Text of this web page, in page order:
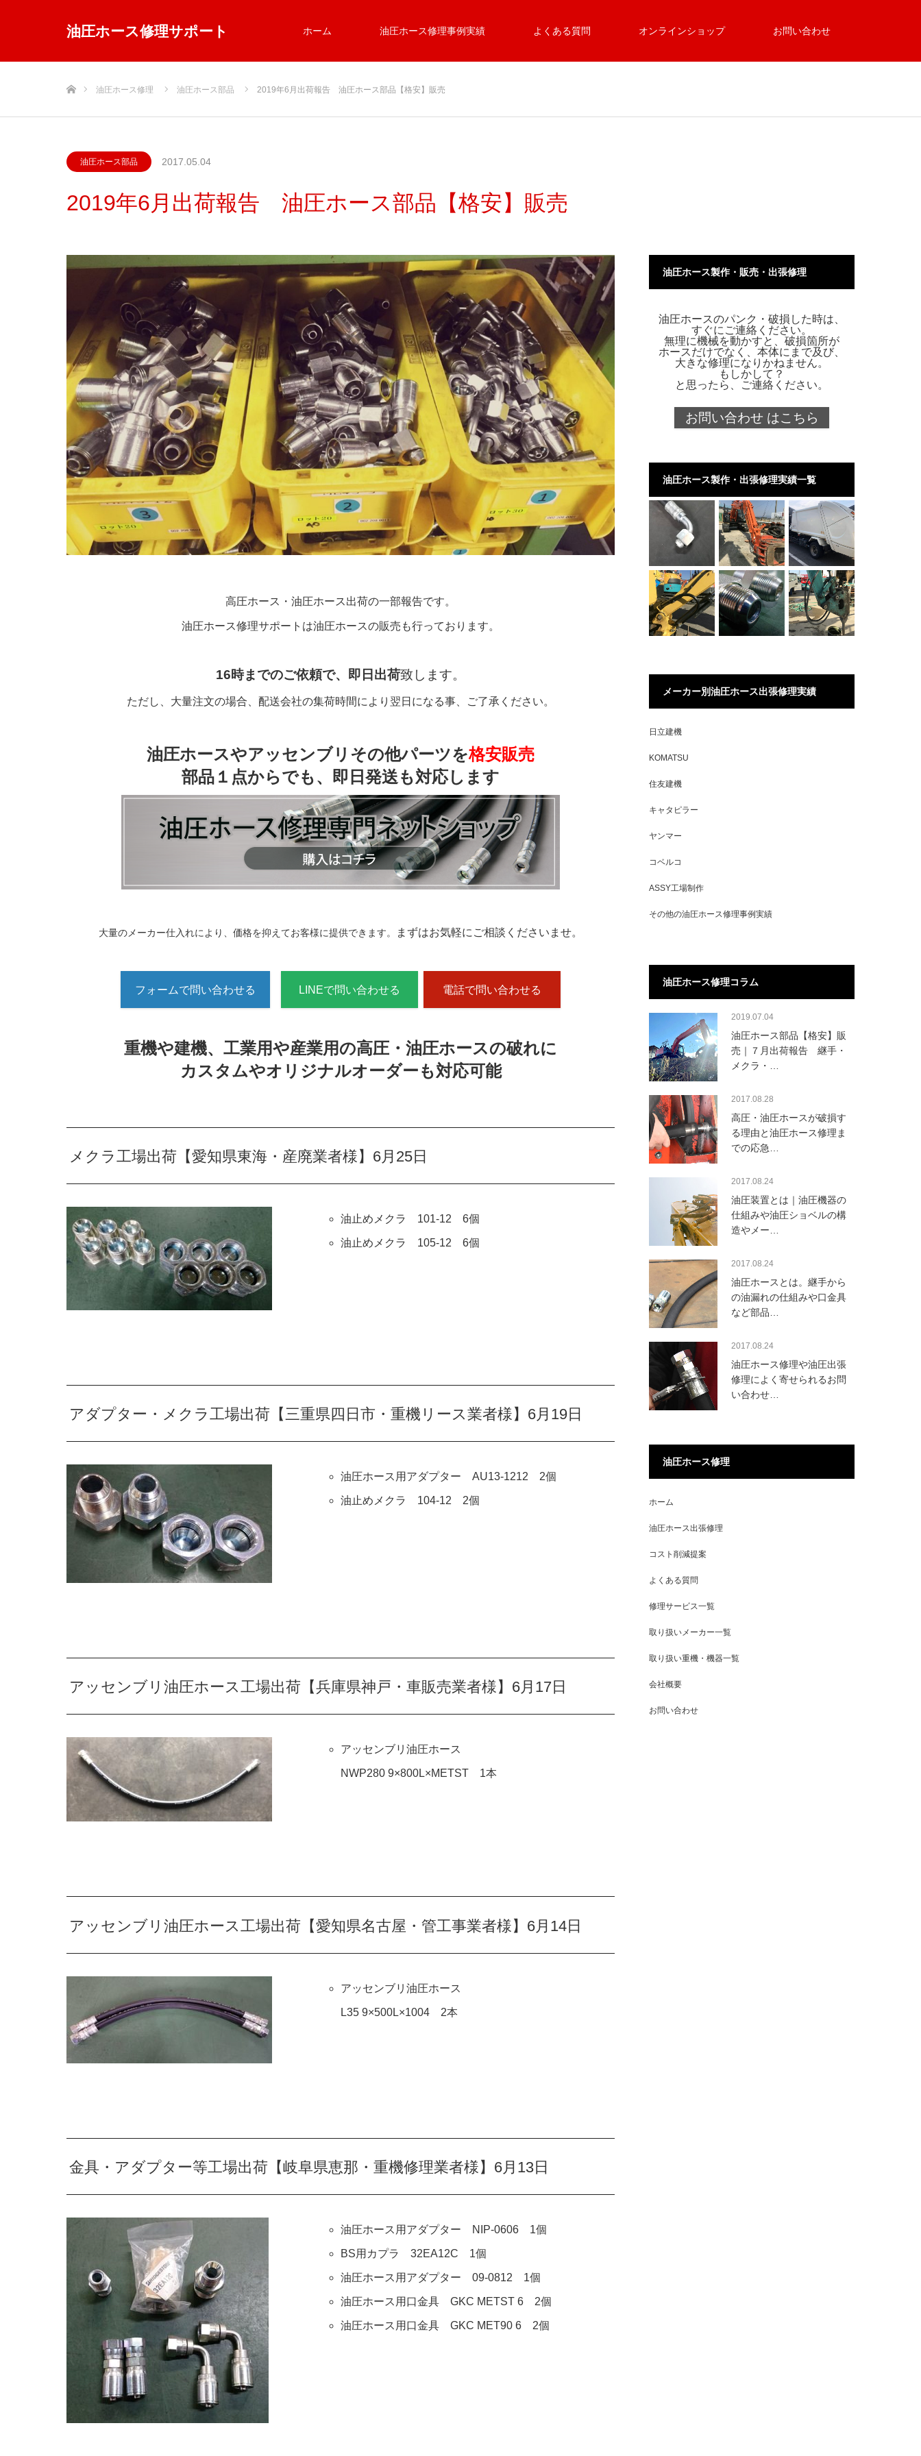
油圧ホース修理サポート ホーム 油圧ホース修理事例実績 よくある質問 オンラインショップ お問い合わせ
油圧ホース修理 油圧ホース部品 2019年6月出荷報告 油圧ホース部品【格安】販売
油圧ホース部品 2017.05.04
2019年6月出荷報告 油圧ホース部品【格安】販売
高圧ホース・油圧ホース出荷の一部報告です。
油圧ホース修理サポートは油圧ホースの販売も行っております。
16時までのご依頼で、即日出荷致します。
ただし、大量注文の場合、配送会社の集荷時間により翌日になる事、ご了承ください。
油圧ホースやアッセンブリその他パーツを格安販売
部品１点からでも、即日発送も対応します
大量のメーカー仕入れにより、価格を抑えてお客様に提供できます。 まずはお気軽にご相談くださいませ。
フォームで問い合わせる LINEで問い合わせる 電話で問い合わせる
重機や建機、工業用や産業用の高圧・油圧ホースの破れに
カスタムやオリジナルオーダーも対応可能
メクラ工場出荷【愛知県東海・産廃業者様】6月25日
油止めメクラ 101-12 6個
油止めメクラ 105-12 6個
アダプター・メクラ工場出荷【三重県四日市・重機リース業者様】6月19日
油圧ホース用アダプター AU13-1212 2個
油止めメクラ 104-12 2個
アッセンブリ油圧ホース工場出荷【兵庫県神戸・車販売業者様】6月17日
アッセンブリ油圧ホース
NWP280 9×800L×METST 1本
アッセンブリ油圧ホース工場出荷【愛知県名古屋・管工事業者様】6月14日
アッセンブリ油圧ホース
L35 9×500L×1004 2本
金具・アダプター等工場出荷【岐阜県恵那・重機修理業者様】6月13日
油圧ホース用アダプター NIP-0606 1個
BS用カプラ 32EA12C 1個
油圧ホース用アダプター 09-0812 1個
油圧ホース用口金具 GKC METST 6 2個
油圧ホース用口金具 GKC MET90 6 2個
油圧ホース製作・販売・出張修理
油圧ホースのパンク・破損した時は、
すぐにご連絡ください。
無理に機械を動かすと、破損箇所が
ホースだけでなく、本体にまで及び、
大きな修理になりかねません。
もしかして？
と思ったら、ご連絡ください。
お問い合わせ はこちら
油圧ホース製作・出張修理実績一覧
メーカー別油圧ホース出張修理実績
日立建機
KOMATSU
住友建機
キャタピラー
ヤンマー
コベルコ
ASSY工場制作
その他の油圧ホース修理事例実績
油圧ホース修理コラム
2019.07.04
油圧ホース部品【格安】販
売｜７月出荷報告 継手・
メクラ・…
2017.08.28
高圧・油圧ホースが破損す
る理由と油圧ホース修理ま
での応急…
2017.08.24
油圧装置とは｜油圧機器の
仕組みや油圧ショベルの構
造やメー…
2017.08.24
油圧ホースとは。継手から
の油漏れの仕組みや口金具
など部品…
2017.08.24
油圧ホース修理や油圧出張
修理によく寄せられるお問
い合わせ…
油圧ホース修理
ホーム
油圧ホース出張修理
コスト削減提案
よくある質問
修理サービス一覧
取り扱いメーカー一覧
取り扱い重機・機器一覧
会社概要
お問い合わせ